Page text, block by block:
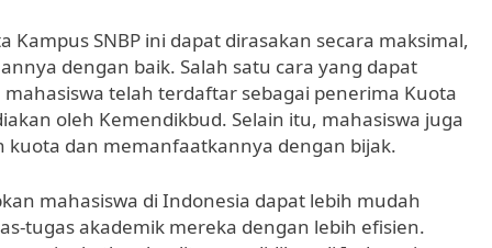
SNBP ini dapat dirasakan secara maksimal,
dengan baik. Salah satu cara yang dapat
telah terdaftar sebagai penerima Kuota
oleh Kemendikbud. Selain itu, mahasiswa juga
dan memanfaatkannya dengan bijak.
mahasiswa di Indonesia dapat lebih mudah
tugas akademik mereka dengan lebih efisien.